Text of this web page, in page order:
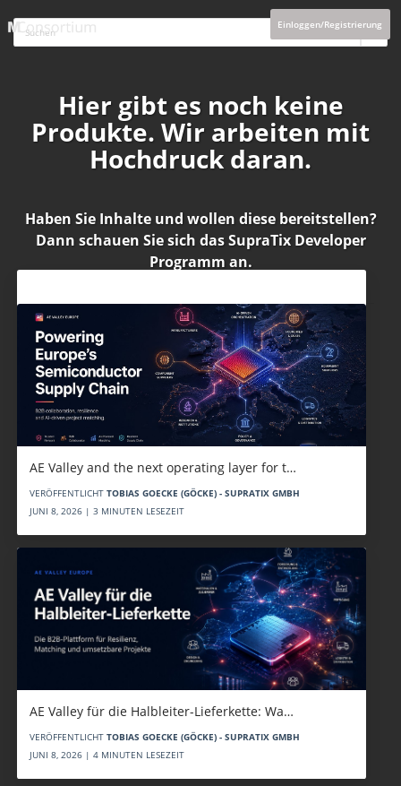
Einloggen/Registrierung
Hier gibt es noch keine
Produkte. Wir arbeiten mit
Hochdruck daran.
Haben Sie Inhalte und wollen diese bereitstellen?
Dann schauen Sie sich dasSupraTix Developer
Programm an.
AE Valley and the next operating layer for t…
VERÖFFENTLICHT TOBIAS GOECKE (GÖCKE) - SUPRATIX GMBH
JUNI 8, 2026 | 3 MINUTEN LESEZEIT
AE Valley für die Halbleiter-Lieferkette: Wa…
VERÖFFENTLICHT TOBIAS GOECKE (GÖCKE) - SUPRATIX GMBH
JUNI 8, 2026 | 4 MINUTEN LESEZEIT